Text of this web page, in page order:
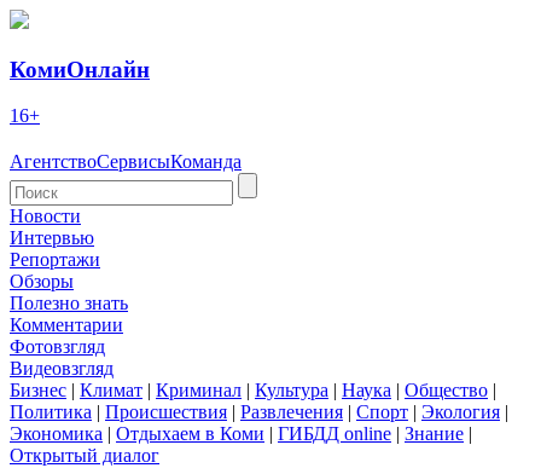
КомиОнлайн
16+
АгентствоСервисыКоманда
Новости
Интервью
Репортажи
Обзоры
Полезно знать
Комментарии
Фотовзгляд
Видеовзгляд
Бизнес | Климат | Криминал | Культура | Наука | Общество |
Политика | Происшествия | Развлечения | Спорт | Экология |
Экономика | Отдыхаем в Коми | ГИБДД online | Знание |
Открытый диалог